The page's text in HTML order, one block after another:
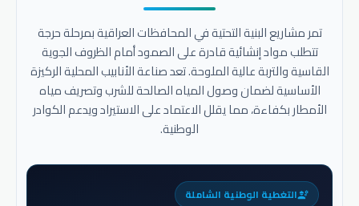
تمر مشاريع البنية التحتية في المحافظات العراقية بمرحلة حرجة
تتطلب مواد إنشائية قادرة على الصمود أمام الظروف الجوية
القاسية والتربة عالية الملوحة. تعد صناعة الأنابيب المحلية الركيزة
الأساسية لضمان وصول المياه الصالحة للشرب وتصريف مياه
الأمطار بكفاءة، مما يقلل الاعتماد على الاستيراد ويدعم الكوادر
الوطنية.
engineeringالتغطية الوطنية الشاملة